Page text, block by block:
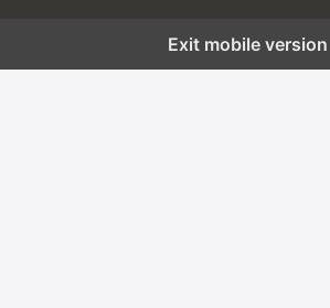
Exit mobile version